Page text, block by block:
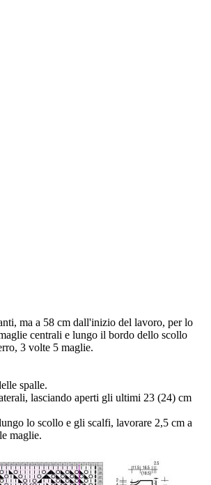
ma a 58 cm dall'inizio del lavoro, per lo
centrali e lungo il bordo dello scollo
3 volte 5 maglie.
spalle.
lasciando aperti gli ultimi 23 (24) cm
lo scollo e gli scalfi, lavorare 2,5 cm a
maglie.